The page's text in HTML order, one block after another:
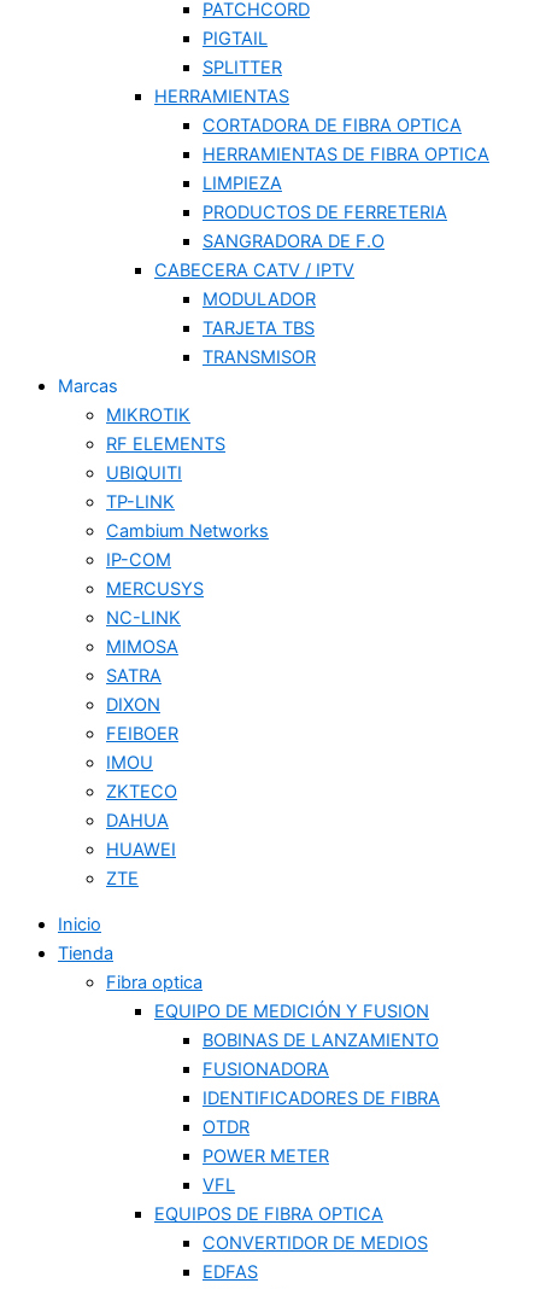
PATCHCORD
PIGTAIL
SPLITTER
HERRAMIENTAS
CORTADORA DE FIBRA OPTICA
HERRAMIENTAS DE FIBRA OPTICA
LIMPIEZA
PRODUCTOS DE FERRETERIA
SANGRADORA DE F.O
CABECERA CATV / IPTV
MODULADOR
TARJETA TBS
TRANSMISOR
Marcas
MIKROTIK
RF ELEMENTS
UBIQUITI
TP-LINK
Cambium Networks
IP-COM
MERCUSYS
NC-LINK
MIMOSA
SATRA
DIXON
FEIBOER
IMOU
ZKTECO
DAHUA
HUAWEI
ZTE
Inicio
Tienda
Fibra optica
EQUIPO DE MEDICIÓN Y FUSION
BOBINAS DE LANZAMIENTO
FUSIONADORA
IDENTIFICADORES DE FIBRA
OTDR
POWER METER
VFL
EQUIPOS DE FIBRA OPTICA
CONVERTIDOR DE MEDIOS
EDFAS